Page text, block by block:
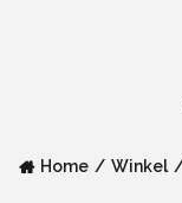
Home Winkel